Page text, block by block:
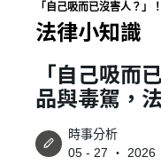
「自己吸而已沒害人？」
法律小知識
「自己吸而
品與毒駕，
時事分析
05 - 27 ‧ 2026